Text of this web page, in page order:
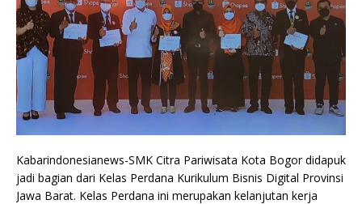
Kabarindonesianews-SMK Citra Pariwisata Kota Bogor didapuk
jadi bagian dari Kelas Perdana Kurikulum Bisnis Digital Provinsi
Jawa Barat. Kelas Perdana ini merupakan kelanjutan kerja